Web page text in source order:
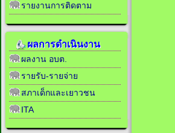
รายงานการติดตาม
ผลการดำเนินงาน
ผลงาน อบต.
รายรับ-รายจ่าย
สภาเด็กและเยาวชน
ITA